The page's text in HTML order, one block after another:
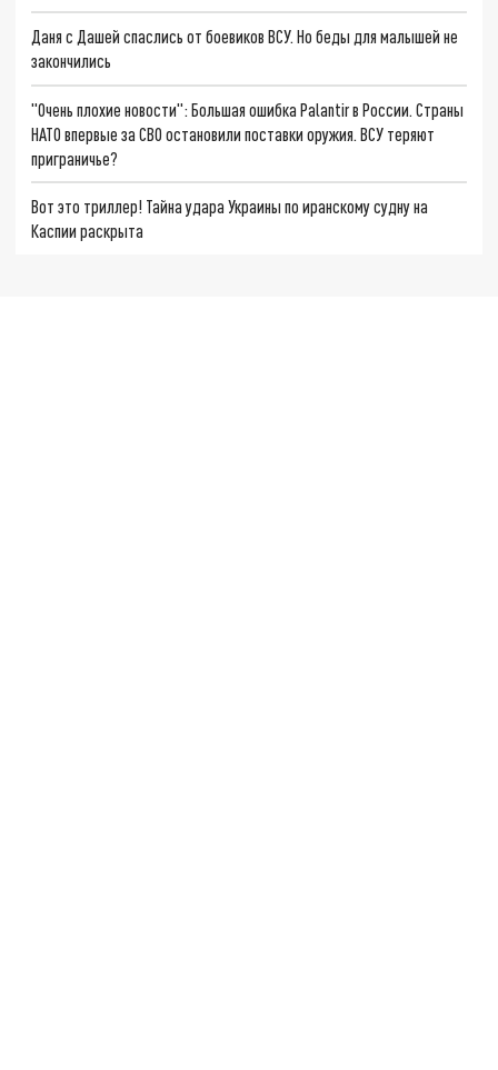
Даня с Дашей спаслись от боевиков ВСУ. Но беды для малышей не
закончились
"Очень плохие новости": Большая ошибка Palantir в России. Страны
НАТО впервые за СВО остановили поставки оружия. ВСУ теряют
приграничье?
Вот это триллер! Тайна удара Украины по иранскому судну на
Каспии раскрыта